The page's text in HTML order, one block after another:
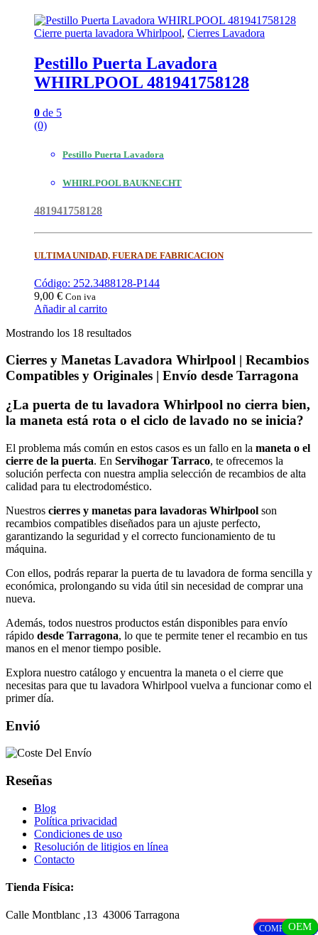
COMPATIBLE
COMPATIBLE
COMPATIBLE
COMPATIBLE
ORIGINAL
COMPATIBLE
ORIGINAL
ORIGINAL
COMPATIBLE
OEM
ORIGINAL
COMPATIBLE
ORIGINAL
COMPATIBLE
COMPATIBLE
COMPATIBLE
COMPATIBLE
OEM
Cierre puerta lavadora Whirlpool, Cierres Lavadora
Pestillo Puerta Lavadora
WHIRLPOOL 481941758128
0 de 5
(0)
Pestillo Puerta Lavadora
WHIRLPOOL BAUKNECHT
481941758128
ULTIMA UNIDAD, FUERA DE FABRICACION
Código: 252.3488128-P144
9,00 € Con iva
Añadir al carrito
Mostrando los 18 resultadosOrdenado
popularidad
Cierres y Manetas Lavadora Whirlpool | Recambios
Compatibles y Originales | Envío desde Tarragona
¿La puerta de tu lavadora Whirlpool no cierra bien,
la maneta está rota o el ciclo de lavado no se inicia?
El problema más común en estos casos es un fallo en la maneta o el
cierre de la puerta. En Servihogar Tarraco, te ofrecemos la
solución perfecta con nuestra amplia selección de recambios de alta
calidad para tu electrodoméstico.
Nuestros cierres y manetas para lavadoras Whirlpool son
recambios compatibles diseñados para un ajuste perfecto,
garantizando la seguridad y el correcto funcionamiento de tu
máquina.
Con ellos, podrás reparar la puerta de tu lavadora de forma sencilla y
económica, prolongando su vida útil sin necesidad de comprar una
nueva.
Además, todos nuestros productos están disponibles para envío
rápido desde Tarragona, lo que te permite tener el recambio en tus
manos en el menor tiempo posible.
Explora nuestro catálogo y encuentra la maneta o el cierre que
necesitas para que tu lavadora Whirlpool vuelva a funcionar como el
primer día.
Envió
Reseñas
Blog
Política privacidad
Condiciones de uso
Resolución de litigios en línea
Contacto
Tienda Física:
Calle Montblanc ,13 43006 Tarragona